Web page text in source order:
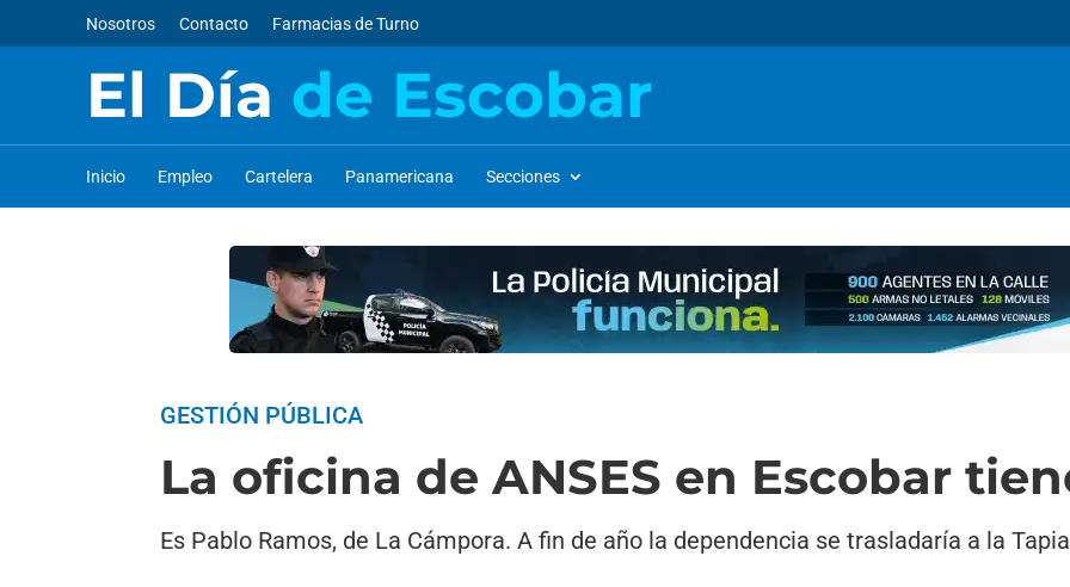
Nosotros Contacto Farmacias de Turno
El Día de Escobar
Inicio Empleo Cartelera Panamericana Secciones
GESTIÓN PÚBLICA
La oficina de ANSES en Escobar
Es Pablo Ramos, de La Cámpora. A fin de año la dependencia se trasladaría a la